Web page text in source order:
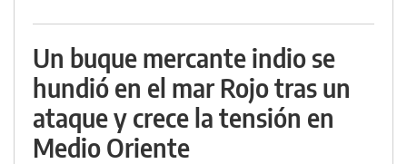
Un buque mercante indio se
hundió en el mar Rojo tras un
ataque y crece la tensión en
Medio Oriente